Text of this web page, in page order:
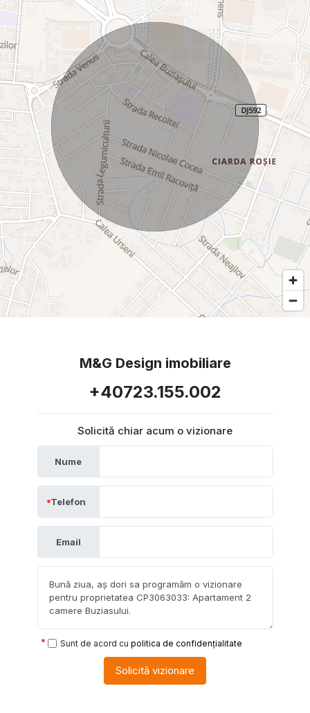
M&G Design imobiliare
+40723.155.002
Solicită chiar acum o vizionare
Nume
Telefon
Email
Sunt de acord cu politica de confidențialitate
Solicită vizionare